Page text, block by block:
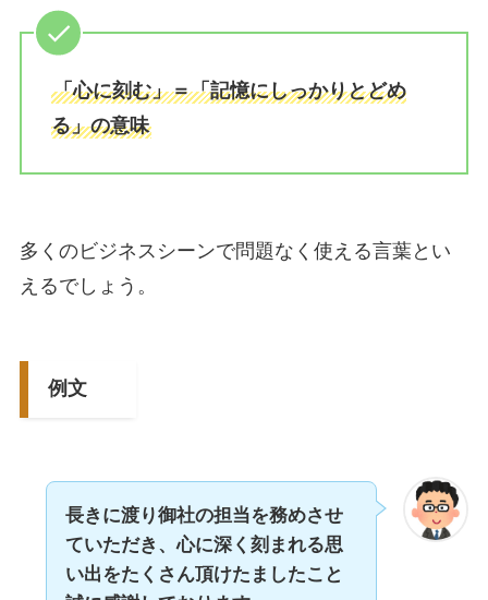
「心に刻む」＝「記憶にしっかりとどめ
る」の意味
多くのビジネスシーンで問題なく使える言葉とい
えるでしょう。
例文
長きに渡り御社の担当を務めさせ
ていただき、心に深く刻まれる思
い出をたくさん頂けたましたこと